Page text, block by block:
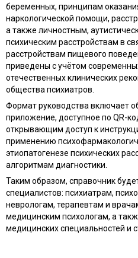
беременных, принципам
наркологической помощи,
а также личностным,
психическим расстройствам в
расстройствам пищевого
приведены с учётом
отечественных клинических
общества психиатров.
Формат руководства включает
приложение, доступное по QR-
открывающим доступ к
применению
этиопатогенезе психических
алгоритмам диагностики.
Таким образом, справочник
специалистов: психиатрам,
неврологам, терапевтам и
медицинским психологам, а
медицинских специальностей и